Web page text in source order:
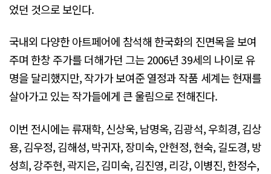
었던 것으로 보인다.
국내외 다양한 아트페어에 참석해 한국화의 진면목을 보여
주며 한창 주가를 더해가던 그는 2006년 39세의 나이로 유
명을 달리했지만, 작가가 보여준 열정과 작품 세계는 현재를
살아가고 있는 작가들에게 큰 울림으로 전해진다.
이번 전시에는 류재학, 신상욱, 남명옥, 김광석, 우희경, 김상
용, 김우정, 김해성, 박귀자, 장미숙, 안현정, 현숙, 길도경, 방
성희, 강주현, 곽지은, 김미숙, 김진영, 리강, 이병진, 한정수,